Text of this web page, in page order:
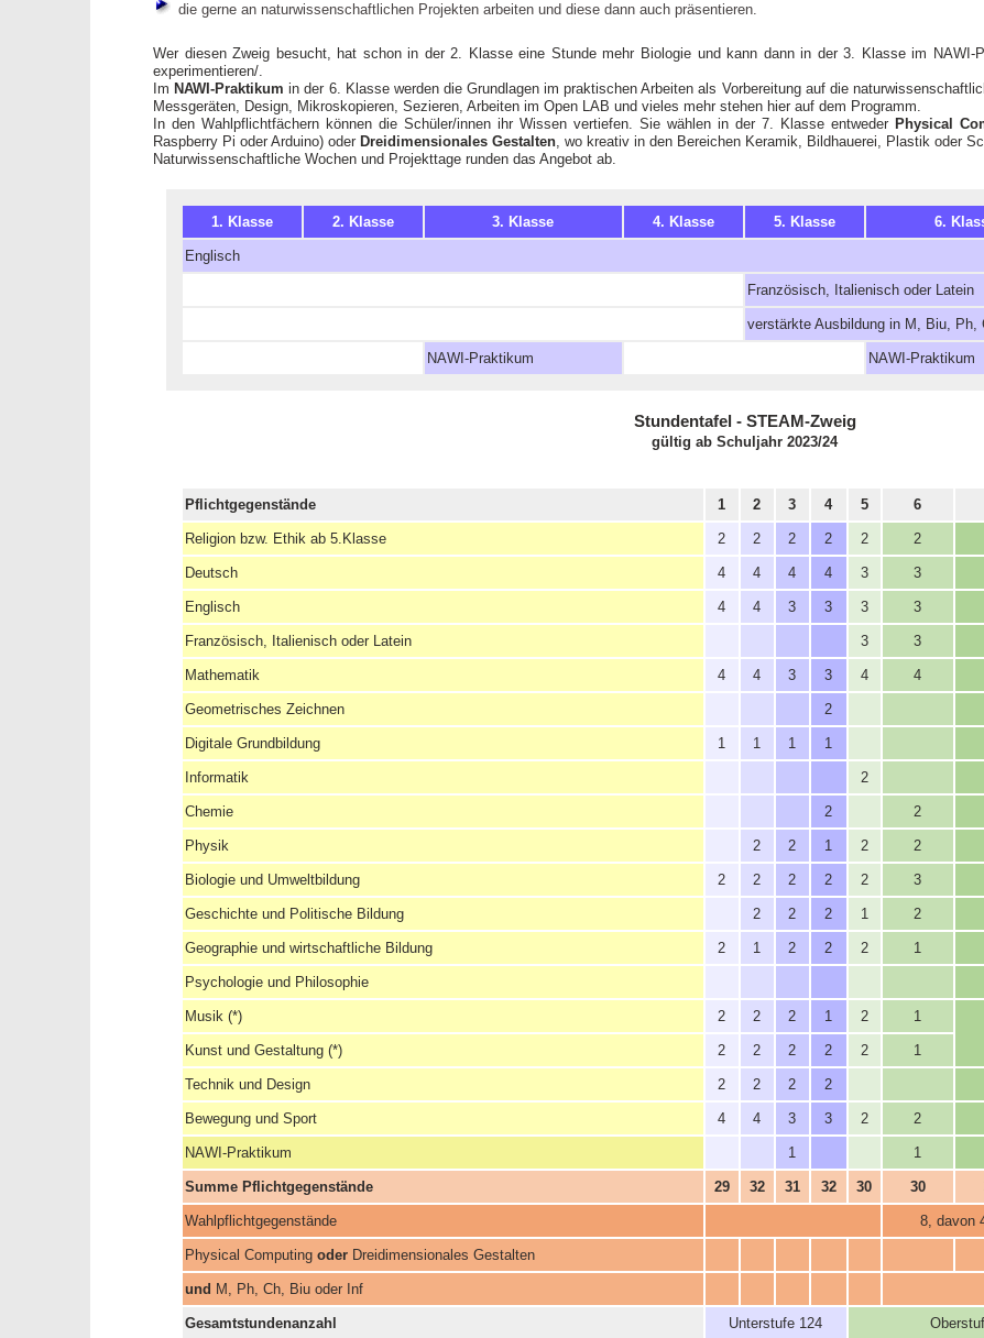
die gerne an naturwissenschaftlichen Projekten arbeiten und diese dann auch präsentieren.
Wer diesen Zweig besucht, hat schon in der 2. Klasse eine Stunde mehr Biologie und kann dann in der 3. Klasse im NAWI-
experimentieren/.
Im NAWI-Praktikum in der 6. Klasse werden die Grundlagen im praktischen Arbeiten als Vorbereitung auf die
Messgeräten, Design, Mikroskopieren, Sezieren, Arbeiten im Open LAB und vieles mehr stehen hier auf dem Programm.
In den Wahlpflichtfächern können die Schüler/innen ihr Wissen vertiefen. Sie wählen in der 7. Klasse entweder Physical
Raspberry Pi oder Arduino) oder Dreidimensionales Gestalten , wo kreativ in den Bereichen Keramik, Bildhauerei, Plastik oder
Naturwissenschaftliche Wochen und Projekttage runden das Angebot ab.
1. Klasse 2. Klasse 3. Klasse 4. Klasse 5. Klasse 6.
Englisch
Französisch, Italienisch oder Latein
verstärkte Ausbildung in M, Biu, Ph,
NAWI-Praktikum NAWI-Praktikum
Stundentafel - STEAM-Zweig
gültig ab Schuljahr 2023/24
Pflichtgegenstände 1 2 3 4 5 6
Religion bzw. Ethik ab 5.Klasse 2 2 2 2 2 2
Deutsch 4 4 4 4 3 3
Englisch 4 4 3 3 3 3
Französisch, Italienisch oder Latein 3 3
Mathematik 4 4 3 3 4 4
Geometrisches Zeichnen 2
Digitale Grundbildung 1 1 1 1
Informatik 2
Chemie 2 2
Physik 2 2 1 2 2
Biologie und Umweltbildung 2 2 2 2 2 3
Geschichte und Politische Bildung 2 2 2 1 2
Geographie und wirtschaftliche Bildung 2 1 2 2 2 1
Psychologie und Philosophie
Musik (*) 2 2 2 1 2
1
Kunst und Gestaltung (*) 2 2 2 2 2 1
Technik und Design 2 2 2 2
Bewegung und Sport 4 4 3 3 2 2
NAWI-Praktikum 1 1
Summe Pflichtgegenstände 29 32 31 32 30 30
Wahlpflichtgegenstände 8, davon
Physical Computingoder Dreidimensionales Gestalten
und M, Ph, Ch, Biu oder Inf
Gesamtstundenanzahl Unterstufe 124